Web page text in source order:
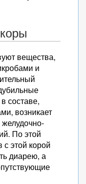
вещества,
и
составе,
возникает
По этой
этой корой
диарею, а